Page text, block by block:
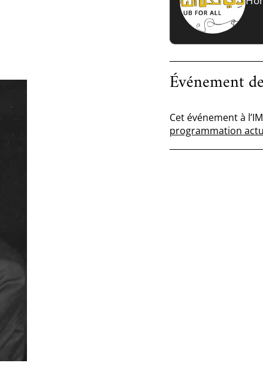
Événement
Cet événement à
programmation